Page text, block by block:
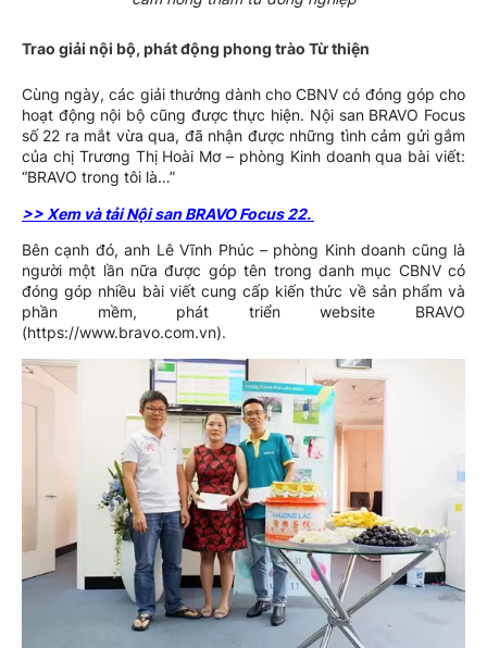
Trao giải nội bộ, phát động phong trào Từ thiện
Cùng ngày, các giải thưởng dành cho CBNV có đóng góp cho
hoạt động nội bộ cũng được thực hiện. Nội san BRAVO Focus
số 22 ra mắt vừa qua, đã nhận được những tình cảm gửi gắm
của chị Trương Thị Hoài Mơ – phòng Kinh doanh qua bài viết:
“BRAVO trong tôi là…”
>> Xem và tải Nội san BRAVO Focus 22.
Bên cạnh đó, anh Lê Vĩnh Phúc – phòng Kinh doanh cũng là
người một lần nữa được góp tên trong danh mục CBNV có
đóng góp nhiều bài viết cung cấp kiến thức về sản phẩm và
phần mềm, phát triển website BRAVO
(https://www.bravo.com.vn).